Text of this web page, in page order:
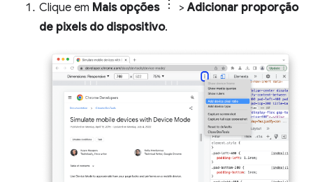
Clique em Mais opções >Adicionar proporção
de pixels do dispositivo.